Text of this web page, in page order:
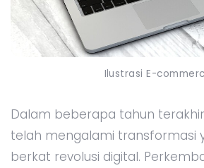
Ilustrasi E-
Dalam beberapa tahun
telah mengalami transformasi
berkat revolusi digital.